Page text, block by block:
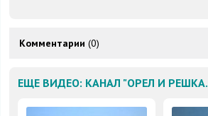
Комментарии (0)
ЕЩЕ ВИДЕО: КАНАЛ "ОРЕЛ И